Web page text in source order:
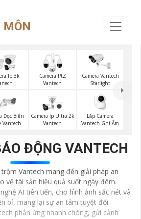
MÔN
Ip 3k
Camera PtZ
Vantech
Camera Vantech
Starlight
Đọc Biển
Vantech
Camera Ip Ultra 2k
Vantech
Lắp Camera
Vantech Ghi Âm
ĐỘNG VANTECH
Vantech mang đến giải pháp an
vệ tài sản hiệu quả suốt ngày đêm.
AI tiên tiến, cho hình ảnh sắc nét và
bỉ, mang lại sự an tâm tuyệt đối.
phản ứng nhanh chóng, gửi cảnh